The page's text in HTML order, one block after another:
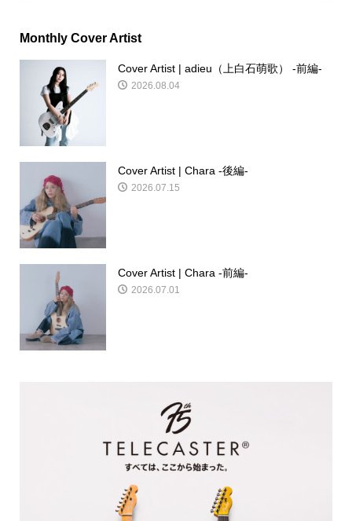
Monthly Cover Artist
Cover Artist | adieu（上白石萌歌） -前編-
2026.08.04
Cover Artist | Chara -後編-
2026.07.15
Cover Artist | Chara -前編-
2026.07.01